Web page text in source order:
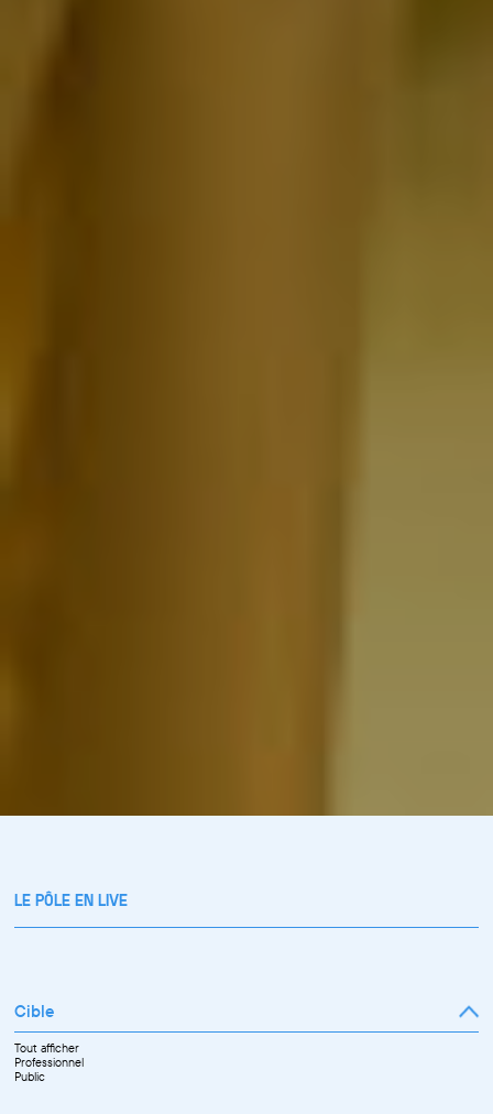
LE PÔLE EN LIVE
Cible
Tout afficher
Professionnel
Public